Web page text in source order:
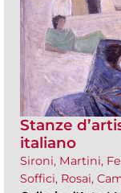
Stanze
italiano
Sironi, Martini,
Soffici, Rosai,